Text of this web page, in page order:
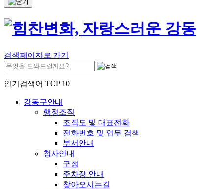
검색페이지로 가기
인기검색어 TOP 10
강동구안내
행정조직
조직도 및 대표전화
전화번호 및 업무 검색
부서안내
청사안내
구청
주차장 안내
찾아오시는길